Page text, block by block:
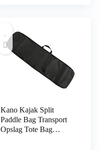
Kano Kajak Split
Paddle Bag Transport
Opslag Tote Bag